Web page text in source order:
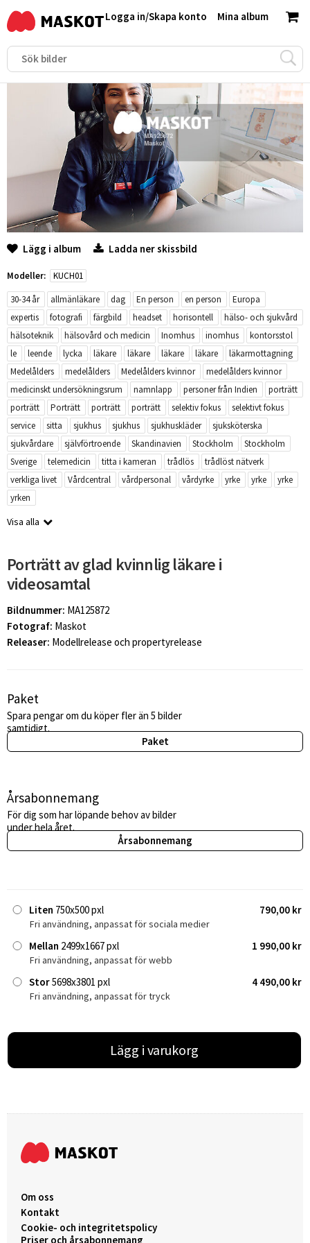
Mina album
Logga in/Skapa konto
Lägg i album Ladda ner skissbild
Modeller:
KUCH01
30-34 år
allmänläkare dag En person en person
Europa
expertis
fotografi färgbild headset horisontell
hälso- och sjukvård
hälsoteknik
hälsovård och medicin Inomhus inomhus
kontorsstol
le
leende lycka läkare läkare läkare läkare
läkarmottagning
Medelålders
medelålders Medelålders kvinnor
medelålders kvinnor
medicinskt undersökningsrum
namnlapp personer från Indien
porträtt
porträtt
Porträtt porträtt porträtt selektiv fokus
selektivt fokus
service
sitta sjukhus sjukhus sjukhuskläder
sjuksköterska
sjukvårdare
självförtroende Skandinavien Stockholm
Stockholm
Sverige
telemedicin titta i kameran trådlös
trådlöst nätverk
verkliga livet
Vårdcentral vårdpersonal vårdyrke yrke yrke
yrke
yrken
Visa alla
Porträtt av glad kvinnlig läkare i
videosamtal
Bildnummer: MA125872
Fotograf: Maskot
Releaser: Modellrelease och propertyrelease
Paket
Spara pengar om du köper fler än 5 bilder
samtidigt.
Paket
Årsabonnemang
För dig som har löpande behov av bilder
under hela året.
Årsabonnemang
Liten 750x500 pxl 790,00 kr
Fri användning, anpassat för sociala medier
Mellan 2499x1667 pxl 1 990,00 kr
Fri användning, anpassat för webb
Stor5698x3801 pxl 4 490,00 kr
Fri användning, anpassat för tryck
Lägg i varukorg
Om oss
Kontakt
Cookie- och integritetspolicy
Priser och årsabonnemang